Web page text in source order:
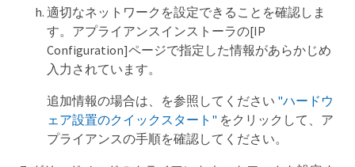
適切なネットワークを設定できることを確認しま
す。アプライアンスインストーラの[IP
Configuration]ページで指定した情報があらかじめ
入力されています。
追加情報の場合は、を参照してください "ハードウ
ェア設置のクイックスタート" をクリックして、ア
プライアンスの手順を確認してください。